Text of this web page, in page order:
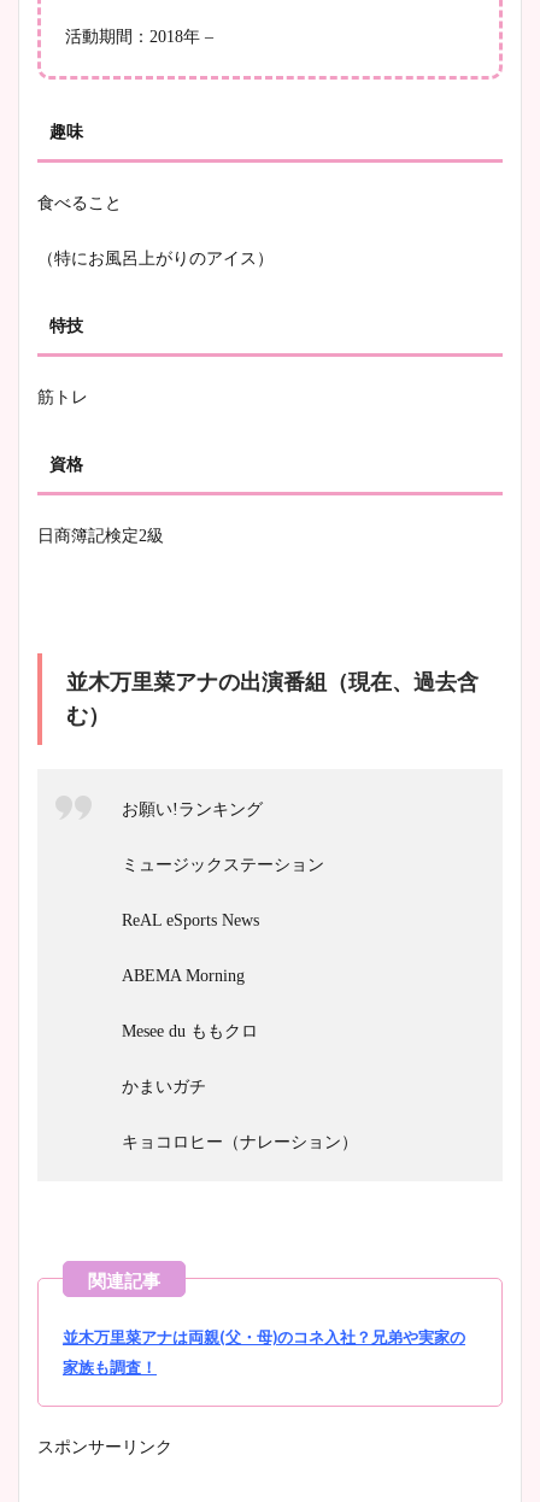
活動期間：2018年 –
趣味
食べること
（特にお風呂上がりのアイス）
特技
筋トレ
資格
日商簿記検定2級
並木万里菜アナの出演番組（現在、過去含
む）
お願い!ランキング
ミュージックステーション
ReAL eSports News
ABEMA Morning
Mesee du ももクロ
かまいガチ
キョコロヒー（ナレーション）
並木万里菜アナは両親(父・母)のコネ入社？兄弟や実家の
家族も調査！
スポンサーリンク